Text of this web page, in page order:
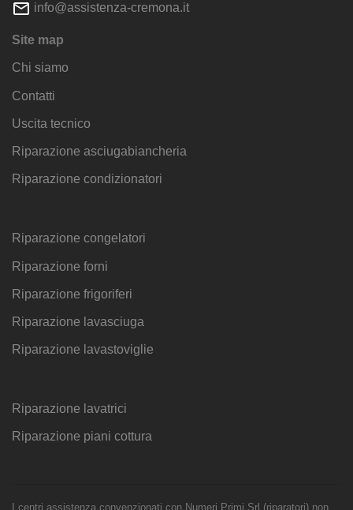
info@assistenza-cremona.it
Site map
Chi siamo
Contatti
Uscita tecnico
Riparazione asciugabiancheria
Riparazione condizionatori
Riparazione congelatori
Riparazione forni
Riparazione frigoriferi
Riparazione lavasciuga
Riparazione lavastoviglie
Riparazione lavatrici
Riparazione piani cottura
I centri assistenza convenzionati con Numeri Primi Srl (riparatori) non